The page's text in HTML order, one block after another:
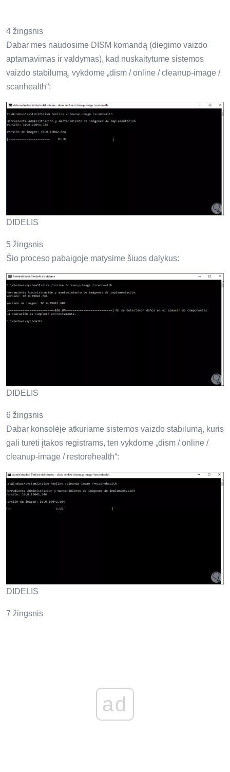
4 žingsnis
Dabar mes naudosime DISM komandą (diegimo vaizdo
aptarnavimas ir valdymas), kad nuskaitytume sistemos
vaizdo stabilumą, vykdome „dism / online / cleanup-image /
scanhealth“:
DIDELIS
5 žingsnis
Šio proceso pabaigoje matysime šiuos dalykus:
DIDELIS
6 žingsnis
Dabar konsolėje atkuriame sistemos vaizdo stabilumą, kuris
gali turėti įtakos registrams, ten vykdome „dism / online /
cleanup-image / restorehealth“:
DIDELIS
7 žingsnis
ad